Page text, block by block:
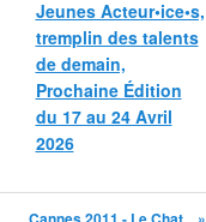
Jeunes Acteur•ice•s,
tremplin des talents
de demain,
Prochaine Édition
du 17 au 24 Avril
2026